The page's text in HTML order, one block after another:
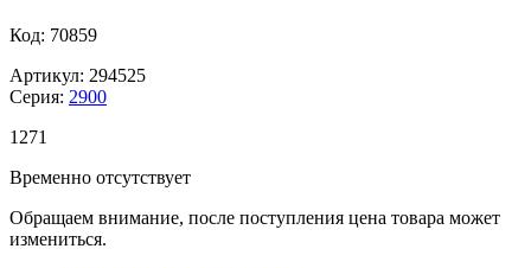
Код: 70859
Артикул: 294525
Серия: 2900
1 271
Временно отсутствует
Обращаем внимание, после поступления цена товара может
измениться.